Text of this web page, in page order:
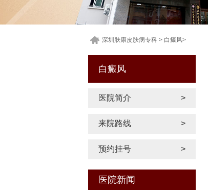
深圳肤康皮肤病专科 > 白癜风>
白癜风
医院简介 >
来院路线 >
预约挂号 >
医院新闻